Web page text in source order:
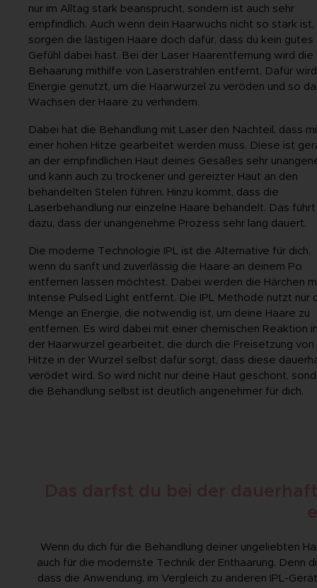
nur im Alltag stark beansprucht, sondern ist auch sehr
empfindlich. Auch wenn dein Haarwuchs nicht so stark ist,
sorgen die lästigen Haare doch dafür, dass du kein gutes
Gefühl dabei hast. Bei der Laser Haarentfernung wird die
Behaarung mithilfe von Laserstrahlen entfernt. Dafür
Energie genutzt, um die Haarwurzel zu veröden und so
Wachsen der Haare zu verhindern.
Dabei hat die Behandlung mit Laser den Nachteil, dass
einer hohen Hitze gearbeitet werden muss. Diese ist
an der empfindlichen Haut deines Gesäßes sehr
und kann auch zu trockener und gereizter Haut an den
behandelten Stelen führen. Hinzu kommt, dass die
Laserbehandlung nur einzelne Haare behandelt. Das führt
dazu, dass der unangenehme Prozess sehr lang dauert.
Die moderne Technologie IPL ist die Alternative für dich,
wenn du sanft und zuverlässig die Haare an deinem Po
entfernen lassen möchtest. Dabei werden die Härchen
Intense Pulsed Light entfernt. Die IPL Methode nutzt nur
Menge an Energie, die notwendig ist, um deine Haare zu
entfernen. Es wird dabei mit einer chemischen Reaktion
der Haarwurzel gearbeitet, die durch die Freisetzung von
Hitze in der Wurzel selbst dafür sorgt, dass diese
verödet wird. So wird nicht nur deine Haut geschont,
die Behandlung selbst ist deutlich angenehmer für dich.
Wenn du dich für die Behandlung deiner ungeliebten
auch für die modernste Technik der Enthaarung. Denn
dass die Anwendung, im Vergleich zu anderen IPL-